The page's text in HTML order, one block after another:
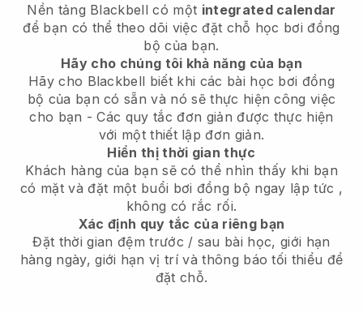
Nền tảng Blackbell có một integrated calendar
để bạn có thể theo dõi việc đặt chỗ học bơi đồng
bộ của bạn.
Hãy cho chúng tôi khả năng của bạn
Hãy cho Blackbell biết khi các bài học bơi đồng
bộ của bạn có sẵn và nó sẽ thực hiện công việc
cho bạn - Các quy tắc đơn giản được thực hiện
với một thiết lập đơn giản.
Hiển thị thời gian thực
Khách hàng của bạn sẽ có thể nhìn thấy khi bạn
có mặtvà đặt một buổi bơi đồng bộ ngay lập tức ,
không có rắc rối.
Xác định quy tắc của riêng bạn
Đặt thời gian đệm trước / sau bài học, giới hạn
hàng ngày, giới hạn vị trí và thông báo tối thiểu để
đặt chỗ.